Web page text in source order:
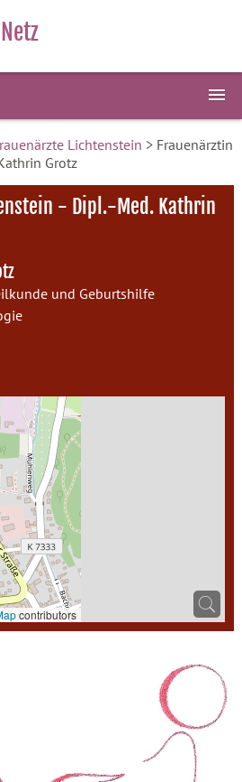
Lichtenstein > Frauenärztin
Grotz
- Dipl.-Med. Kathrin
und Geburtshilfe
contributors